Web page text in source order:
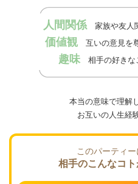
人間関係 家族や友人
価値観互いの意見を
趣味相手の好きな
本当の意味で理解
お互いの人生経
このパーティ
相手のこんなコト